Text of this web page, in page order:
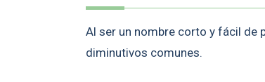
Al ser un nombre corto y fácil de
diminutivos comunes.